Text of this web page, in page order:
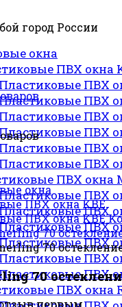
город России
окна
ПВХ окна
Пластиковые ПВХ
ПВХ
Пластиковые ПВХ
ПВХ
Пластиковые ПВХ
Пластиковые ПВХ
ПВХ окна
ПВХ
ПВХ
ПВХ
ПВХ
Пластиковые ПВХ
ПВХ
ПВХ окна
окна
ПВХ окна KBE
ПВХ окна KBE
70
70
70